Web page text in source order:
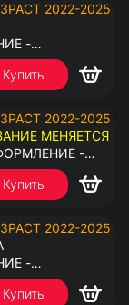
2022-2025
-
ВСЕ ГЕО
Купить
2022-2025
МЕНЯЕТСЯ
-
ВСЕ ГЕО
Купить
2022-2025
-
ВСЕ ГЕО
Купить